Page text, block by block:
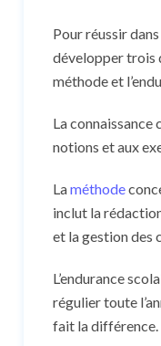
Pour réussir
développer trois
méthode et
La connaissance
notions et aux
Laméthode
inclut la
et la gestion des
L’endurance
régulier toute
fait la différence.